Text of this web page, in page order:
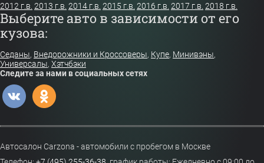
2012 г.в. 2013 г.в. 2014 г.в. 2015 г.в. 2016 г.в. 2017 г.в. 2018 г.в.
Выберите авто в зависимости от его
кузова:
Седаны, Внедорожники и Кроссоверы, Купе, Минивэны,
Универсалы, Хэтчбэки
Следите за нами в социальных сетях
Автосалон Carzona - автомобили с пробегом в Москве